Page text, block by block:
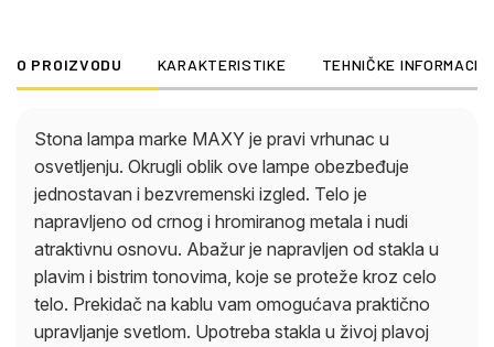
O PROIZVODU KARAKTERISTIKE TEHNIČKE
Stona lampa marke MAXY je pravi vrhunac u
osvetljenju. Okrugli oblik ove lampe obezbeđuje
jednostavan i bezvremenski izgled. Telo je
napravljeno od crnog i hromiranog metala i nudi
atraktivnu osnovu. Abažur je napravljen od stakla u
plavim i bistrim tonovima, koje se proteže kroz celo
telo. Prekidač na kablu vam omogućava praktično
upravljanje svetlom. Upotreba stakla u živoj plavoj